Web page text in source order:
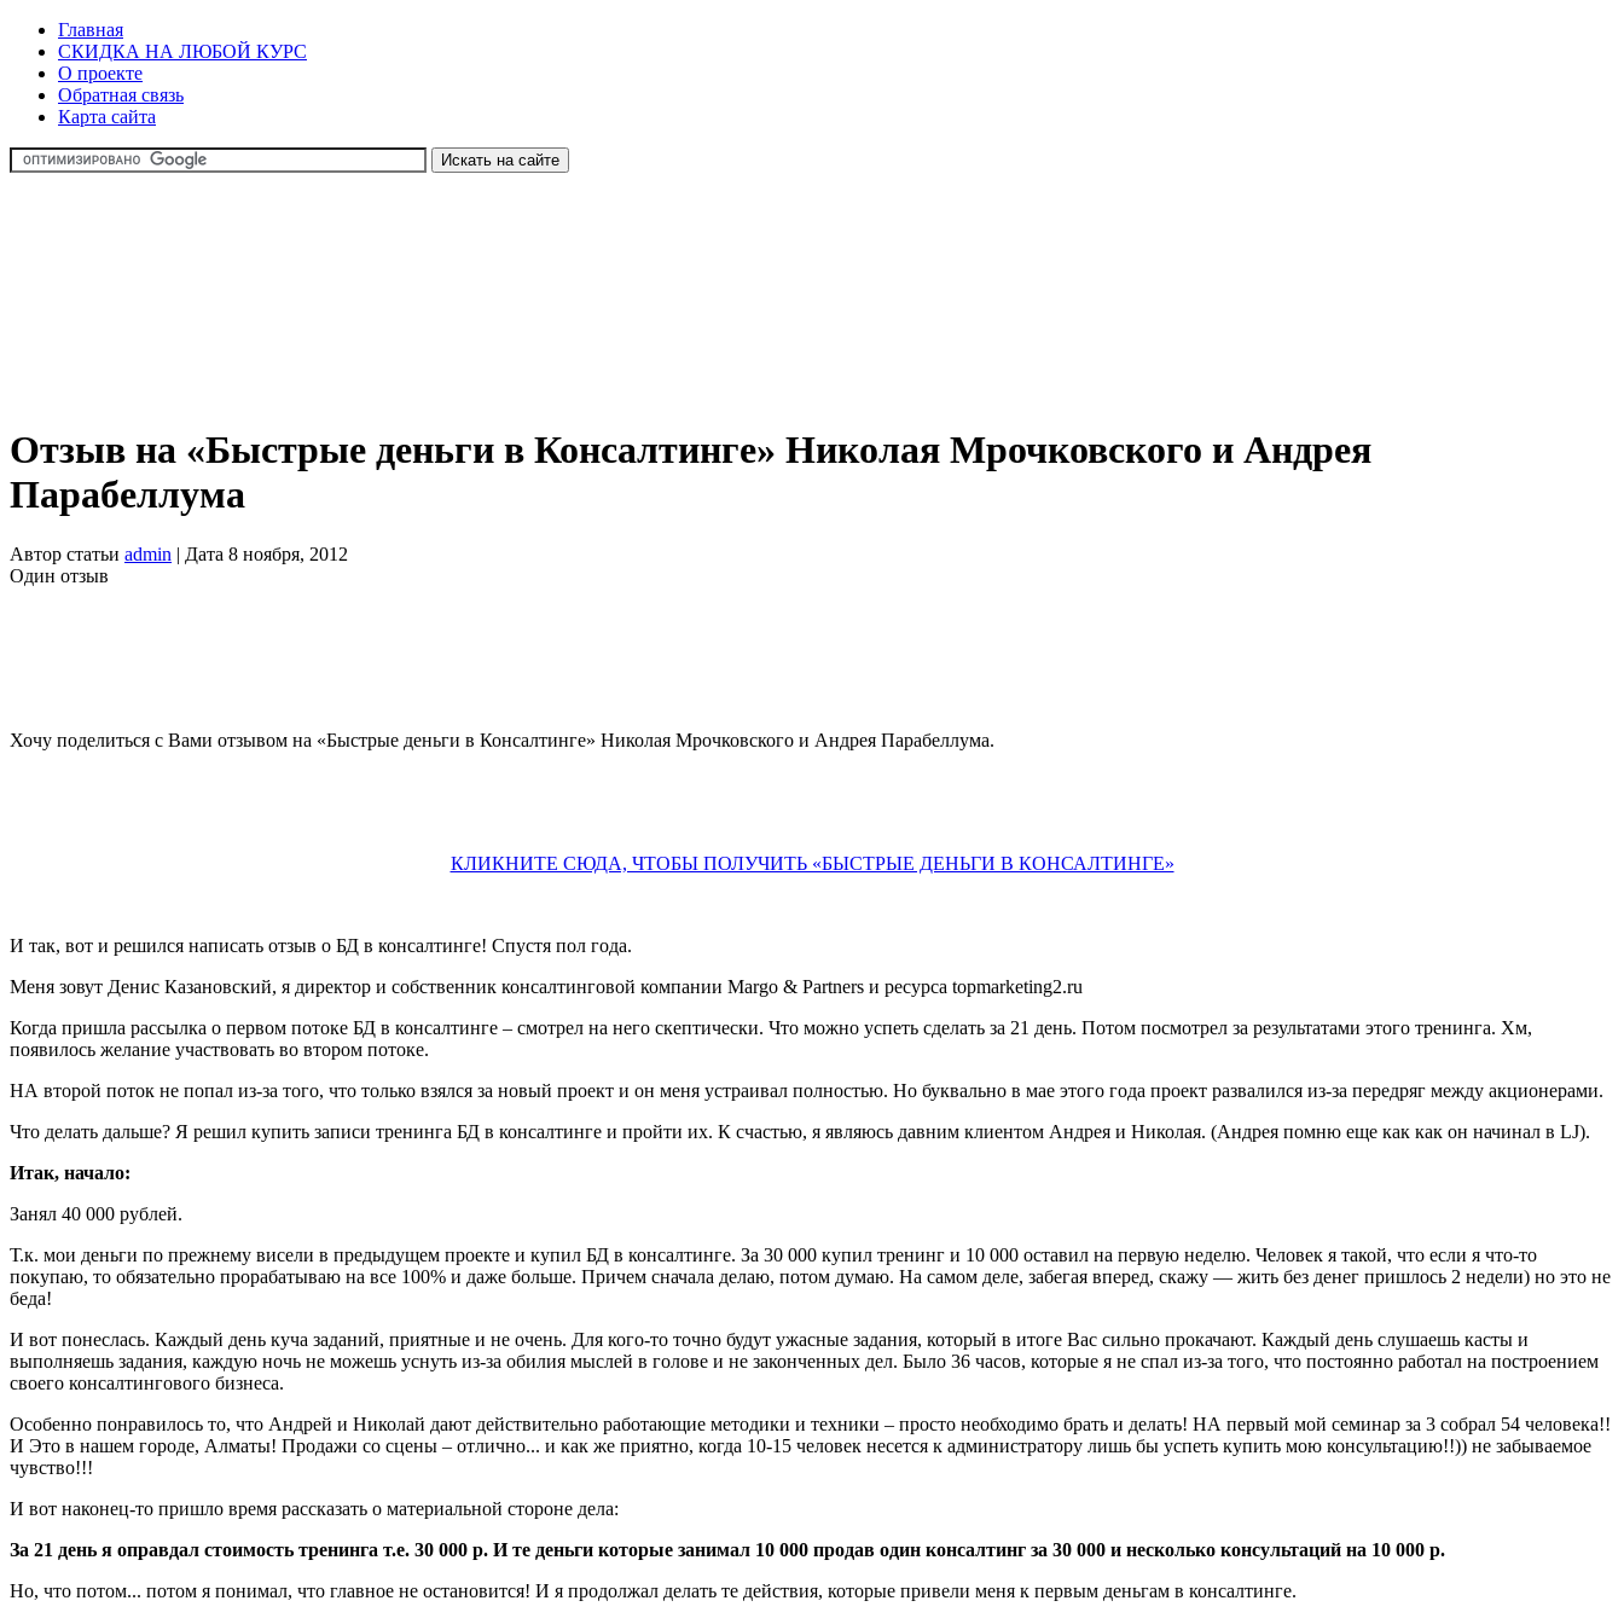
Главная
СКИДКА НА ЛЮБОЙ КУРС
О проекте
Обратная связь
Карта сайта
Отзыв на «Быстрые деньги в Консалтинге» Николая Мрочковского и Андрея
Парабеллума
Автор статьи admin | Дата 8 ноября, 2012
Один отзыв
Хочу поделиться с Вами отзывом на «Быстрые деньги в Консалтинге» Николая Мрочковского и Андрея Парабеллума.
КЛИКНИТЕ СЮДА, ЧТОБЫ ПОЛУЧИТЬ «БЫСТРЫЕ ДЕНЬГИ В КОНСАЛТИНГЕ»
И так, вот и решился написать отзыв о БД в консалтинге! Спустя пол года.
Меня зовут Денис Казановский, я директор и собственник консалтинговой компании Margo & Partners и ресурса topmarketing2.ru
Когда пришла рассылка о первом потоке БД в консалтинге – смотрел на него скептически. Что можно успеть сделать за 21 день. Потом посмотрел за результатами этого тренинга. Хм,
появилось желание участвовать во втором потоке.
НА второй поток не попал из-за того, что только взялся за новый проект и он меня устраивал полностью. Но буквально в мае этого года проект развалился из-за передряг между акционерами.
Что делать дальше? Я решил купить записи тренинга БД в консалтинге и пройти их. К счастью, я являюсь давним клиентом Андрея и Николая. (Андрея помню еще как как он начинал в LJ).
Итак, начало:
Занял 40 000 рублей.
Т.к. мои деньги по прежнему висели в предыдущем проекте и купил БД в консалтинге. За 30 000 купил тренинг и 10 000 оставил на первую неделю. Человек я такой, что если я что-то
покупаю, то обязательно прорабатываю на все 100% и даже больше. Причем сначала делаю, потом думаю. На самом деле, забегая вперед, скажу — жить без денег пришлось 2 недели) но это не
беда!
И вот понеслась. Каждый день куча заданий, приятные и не очень. Для кого-то точно будут ужасные задания, который в итоге Вас сильно прокачают. Каждый день слушаешь касты и
выполняешь задания, каждую ночь не можешь уснуть из-за обилия мыслей в голове и не законченных дел. Было 36 часов, которые я не спал из-за того, что постоянно работал на построением
своего консалтингового бизнеса.
Особенно понравилось то, что Андрей и Николай дают действительно работающие методики и техники – просто необходимо брать и делать! НА первый мой семинар за 3 собрал 54 человека!!
И Это в нашем городе, Алматы! Продажи со сцены – отлично... и как же приятно, когда 10-15 человек несется к администратору лишь бы успеть купить мою консультацию!!)) не забываемое
чувство!!!
И вот наконец-то пришло время рассказать о материальной стороне дела:
За 21 день я оправдал стоимость тренинга т.е. 30 000 р. И те деньги которые занимал 10 000 продав один консалтинг за 30 000 и несколько консультаций на 10 000 р.
Но, что потом... потом я понимал, что главное не остановится! И я продолжал делать те действия, которые привели меня к первым деньгам в консалтинге.